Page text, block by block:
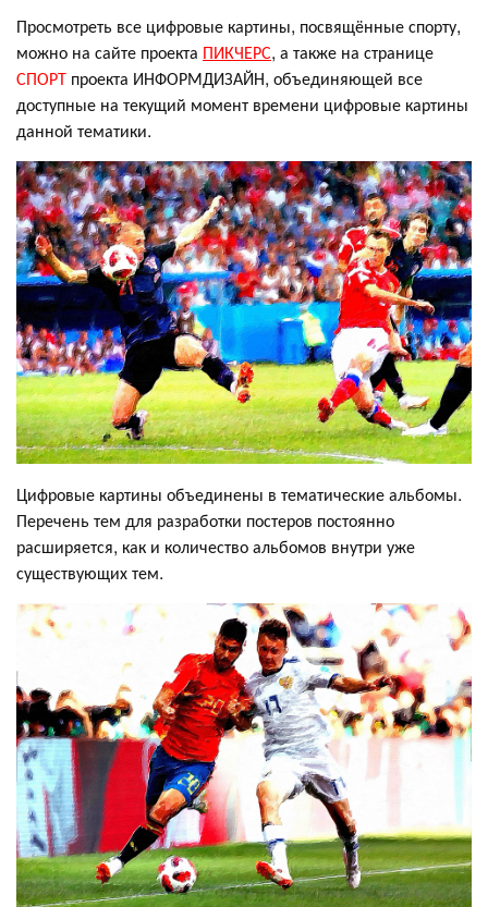
Просмотреть все цифровые картины, посвящённые спорту,
можно на сайте проекта ПИКЧЕРС, а также на странице
СПОРТ проекта ИНФОРМДИЗАЙН, объединяющей все
доступные на текущий момент времени цифровые картины
данной тематики.
Цифровые картины объединены в тематические альбомы.
Перечень тем для разработки постеров постоянно
расширяется, как и количество альбомов внутри уже
существующих тем.